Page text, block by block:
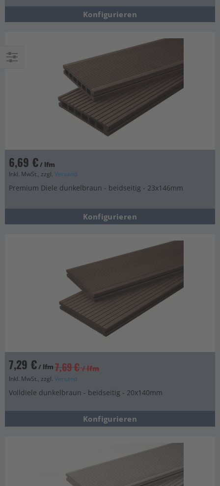
Konfigurieren
6,69 €/ lfm
Inkl. MwSt., zzgl. Versand
Premium Diele dunkelbraun - beidseitig - 23x146mm
Konfigurieren
7,29 €/ lfm 7,69 € / lfm
Inkl. MwSt., zzgl. Versand
Volldiele dunkelbraun - beidseitig - 20x140mm
Konfigurieren
Einkaufsoptionen